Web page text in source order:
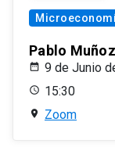
Pablo
9 de Junio
15:30
Zoom